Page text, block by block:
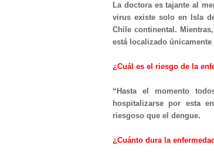
La doctora es tajante al
virus existe solo en Isla
Chile continental.
está localizado únicamente
¿Cuál es el riesgo de la
“Hasta el momento
hospitalizarse por esta
riesgoso que el dengue.
¿Cuánto dura la